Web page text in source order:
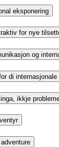
eksponering
for nye
og
di
ikkje